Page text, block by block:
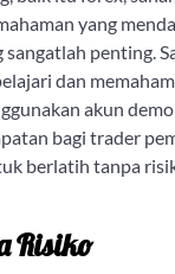
yang
penting.
dan
akun
bagi trader
berlatih tanpa
Risiko